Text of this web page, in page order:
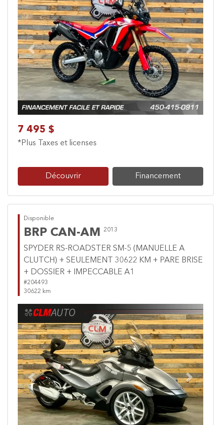
Previous Next
7 495 $
*Plus Taxes et licenses
Découvrir Financement
Disponible
BRP CAN-AM 2013
SPYDER RS-ROADSTER SM-5 (MANUELLE A
CLUTCH) + SEULEMENT 30622 KM + PARE BRISE
+ DOSSIER + IMPECCABLE A1
#204493
30622 km
Previous Next